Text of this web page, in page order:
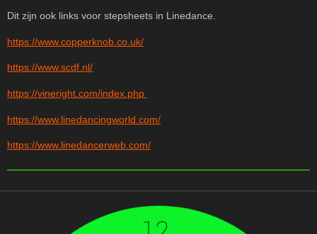
Dit zijn ook links voor stepsheets in Linedance.
https://www.copperknob.co.uk/
https://www.scdf.nl/
https://vineright.com/index.php
https://www.linedancingworld.com/
https://www.linedancerweb.com/